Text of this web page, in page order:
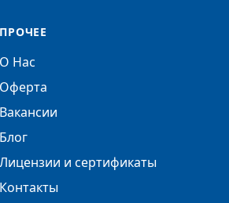
ПРОЧЕЕ
О Нас
Оферта
Вакансии
Блог
Лицензии и сертификаты
Контакты